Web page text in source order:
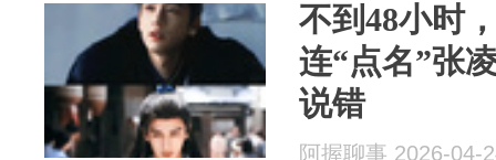
不到48小时
连“点名”张
说错
阿握聊事 2026-04-